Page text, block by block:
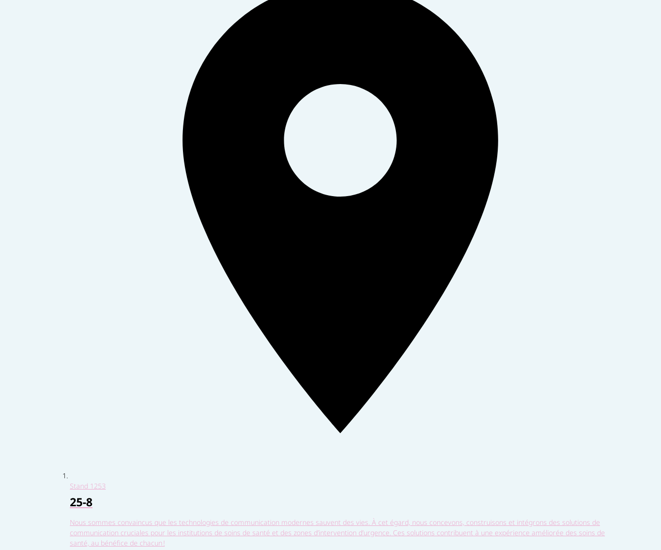
Stand 1253
25-8
Nous sommes convaincus que les technologies de communication modernes sauvent des vies. À cet égard, nous concevons, construisons et intégrons des solutions de
communication cruciales pour les institutions de soins de santé et des zones d’intervention d’urgence. Ces solutions contribuent à une expérience améliorée des soins de
santé, au bénéfice de chacun !